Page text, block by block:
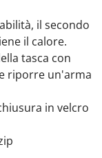
il secondo
il calore.
tasca con
riporre un'arma
in velcro